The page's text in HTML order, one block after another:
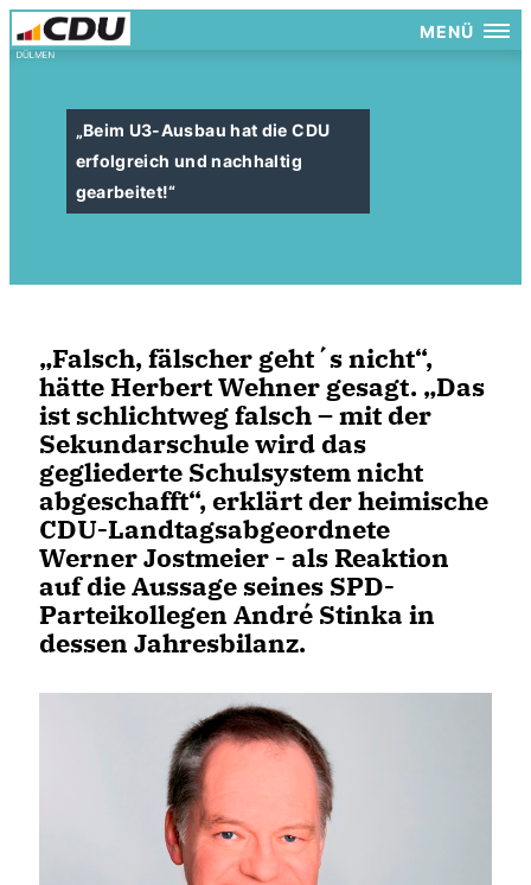
MENÜ
Beim U3-Ausbau hat die CDU
erfolgreich und nachhaltig
gearbeitet!“
Falsch, fälscher geht´s nicht“,
hätte Herbert Wehner gesagt. „Das
ist schlichtweg falsch – mit der
Sekundarschule wird das
gegliederte Schulsystem nicht
abgeschafft“, erklärt der heimische
CDU-Landtagsabgeordnete
Werner Jostmeier - als Reaktion
auf die Aussage seines SPD-
Parteikollegen André Stinka in
dessen Jahresbilanz.